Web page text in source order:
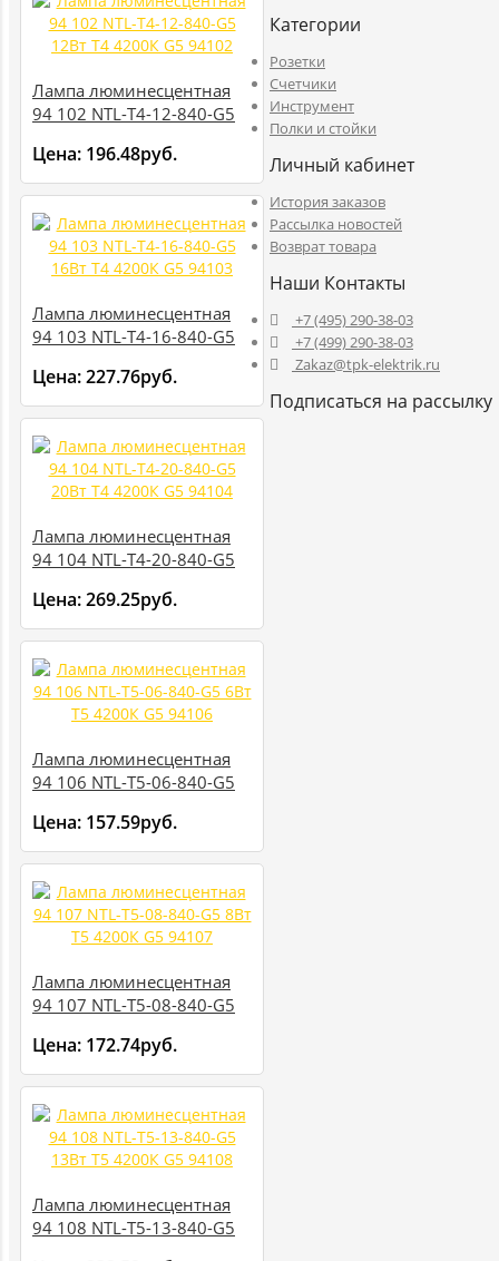
Лампа люминесцентная
94 102 NTL-T4-12-840-G5
Цена: 196.48руб.
Лампа люминесцентная
94 103 NTL-T4-16-840-G5
Цена:227.76руб.
Лампа люминесцентная
94 104 NTL-T4-20-840-G5
Цена:269.25руб.
Лампа люминесцентная
94 106 NTL-T5-06-840-G5
Цена: 157.59руб.
Лампа люминесцентная
94 107 NTL-T5-08-840-G5
Цена: 172.74руб.
Лампа люминесцентная
94 108 NTL-T5-13-840-G5
Категории
Розетки
Счетчики
Инструмент
Полки и стойки
Личный кабинет
История заказов
Рассылка новостей
Возврат товара
Наши Контакты
+7 (495) 290-38-03
+7 (499) 290-38-03
Zakaz@tpk-elektrik.ru
Подписаться на рассылку